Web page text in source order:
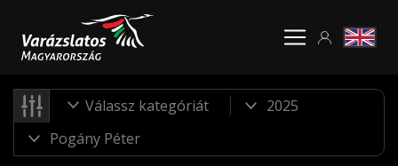
Válassz kategóriát